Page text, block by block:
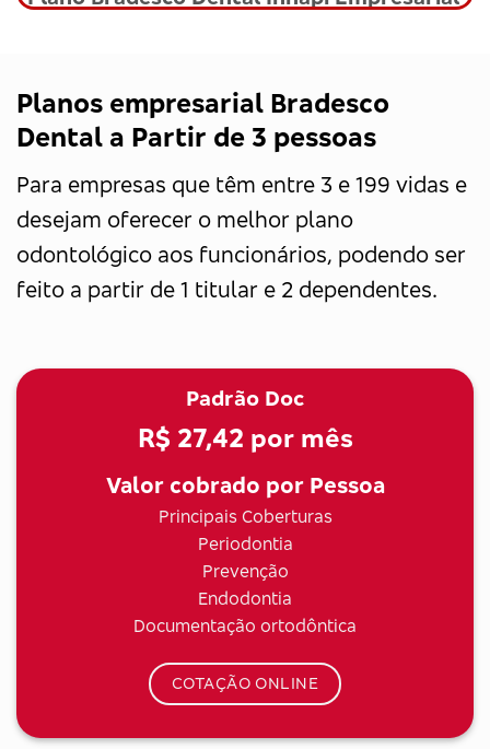
Planos empresarial Bradesco
Dental a Partir de 3 pessoas
Para empresas que têm entre 3 e 199 vidas e
desejam oferecer o melhor plano
odontológico aos funcionários, podendo ser
feito a partir de 1 titular e 2 dependentes.
Padrão Doc
R$ 27,42 por mês
Valor cobrado por Pessoa
Principais Coberturas
Periodontia
Prevenção
Endodontia
Documentação ortodôntica
COTAÇÃO ONLINE